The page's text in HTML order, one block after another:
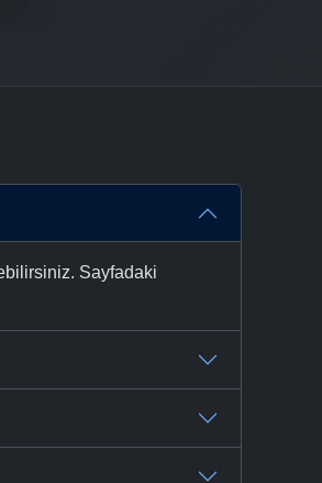
Sayfadaki